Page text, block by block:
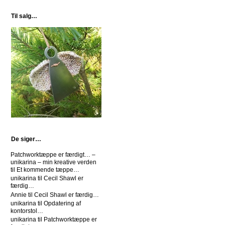
Til salg…
De siger…
Patchworktæppe er færdigt… –
unikarina – min kreative verden
til Et kommende tæppe…
unikarina til Cecil Shawl er
færdig…
Annie til Cecil Shawl er færdig…
unikarina til Opdatering af
kontorstol…
unikarina til
Patchworktæppe er